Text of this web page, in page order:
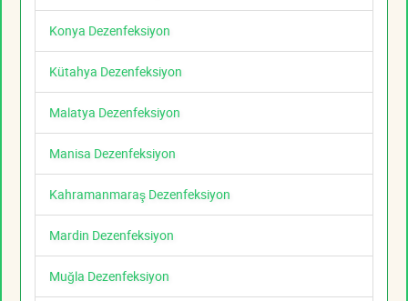
Konya Dezenfeksiyon
Kütahya Dezenfeksiyon
Malatya Dezenfeksiyon
Manisa Dezenfeksiyon
Kahramanmaraş Dezenfeksiyon
Mardin Dezenfeksiyon
Muğla Dezenfeksiyon